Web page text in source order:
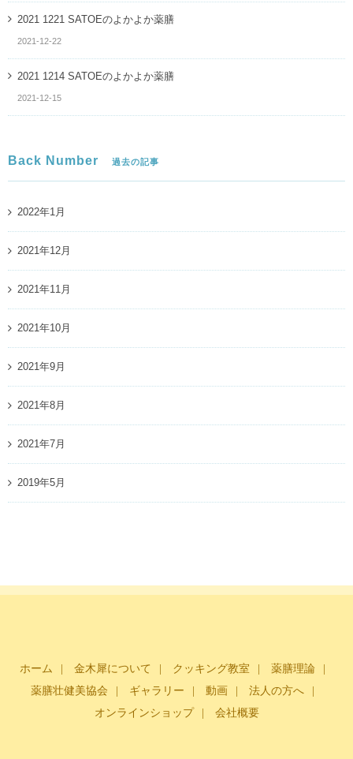
2021 1221 SATOEのよかよか薬膳
2021-12-22
2021 1214 SATOEのよかよか薬膳
2021-12-15
Back Number 過去の記事
2022年1月
2021年12月
2021年11月
2021年10月
2021年9月
2021年8月
2021年7月
2019年5月
ホーム 金木犀について クッキング教室
薬膳理論
薬膳壮健美協会
ギャラリー 動画
法人の方へ
オンラインショップ
会社概要